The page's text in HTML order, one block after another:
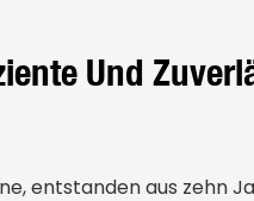
Und
entstanden aus zehn